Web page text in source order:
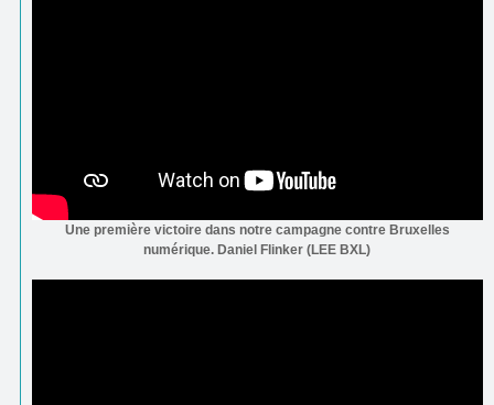
Une première victoire dans notre campagne contre Bruxelles
numérique. Daniel Flinker (LEE BXL)